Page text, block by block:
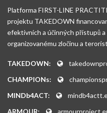
Platforma FIRST-LINE
projektu TAKEDOWN
efektivních a účinných přístupů
organizovanému zločinu a
TAKEDOWN:
CHAMPIONs:
MINDb4ACT: